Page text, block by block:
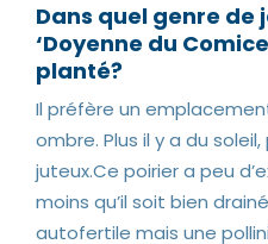
Dans quel genre de
‘Doyenne du
planté?
Il préfère un
ombre. Plus il y a du
juteux.Ce poirier a peu
moins qu’il soit bien
autofertile mais une